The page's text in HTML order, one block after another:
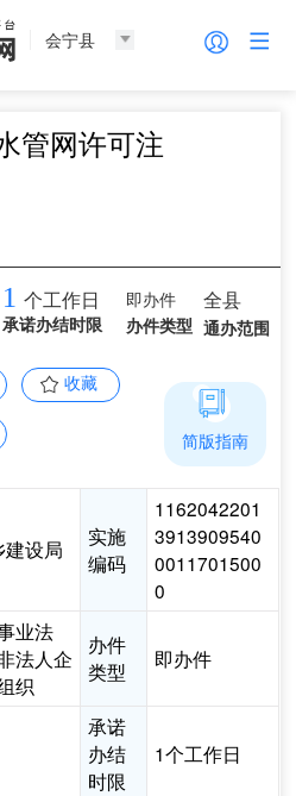
会宁县
管网许可注
1 个工作日
承诺办结时限
即办件
办件类型
全县
通办范围
收藏
设局
实施
编码
1162042201
3913909540
0011701500
0
业法
法人企
织
办件
类型
即办件
承诺
办结
时限
1个工作日
简版指南